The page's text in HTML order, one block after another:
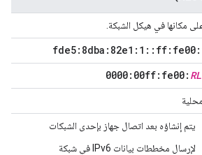
fde5:8dba:82e1:1 ::
0000:00ff:fe00:
يتم إنشاؤه بعد اتصال جهاز بإحدى الشبكات
لإرسال مخططات بيانات IPv6 في شبكة